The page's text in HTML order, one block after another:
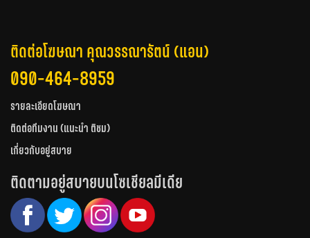
ติดต่อโฆษณา คุณวรรณารัตน์ (แอน)
090-464-8959
รายละเอียดโฆษณา
ติดต่อทีมงาน (แนะนำ ติชม)
เกี่ยวกับอยู่สบาย
ติดตามอยู่สบายบนโซเชียลมีเดีย